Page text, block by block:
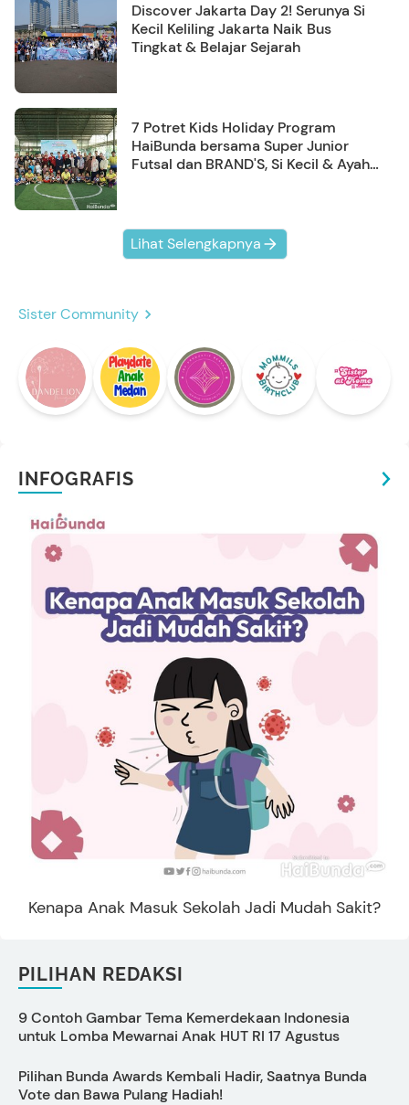
Discover Jakarta Day 2! Serunya Si
Kecil Keliling Jakarta Naik Bus
Tingkat & Belajar Sejarah
7 Potret Kids Holiday Program
HaiBunda bersama Super Junior
Futsal dan BRAND'S, Si Kecil & Ayah
Lihat Selengkapnya
Sister Community
INFOGRAFIS
Kenapa Anak Masuk Sekolah Jadi Mudah Sakit?
PILIHAN REDAKSI
9 Contoh Gambar Tema Kemerdekaan Indonesia
untuk Lomba Mewarnai Anak HUT RI 17 Agustus
Pilihan Bunda Awards Kembali Hadir, Saatnya Bunda
Vote dan Bawa Pulang Hadiah!